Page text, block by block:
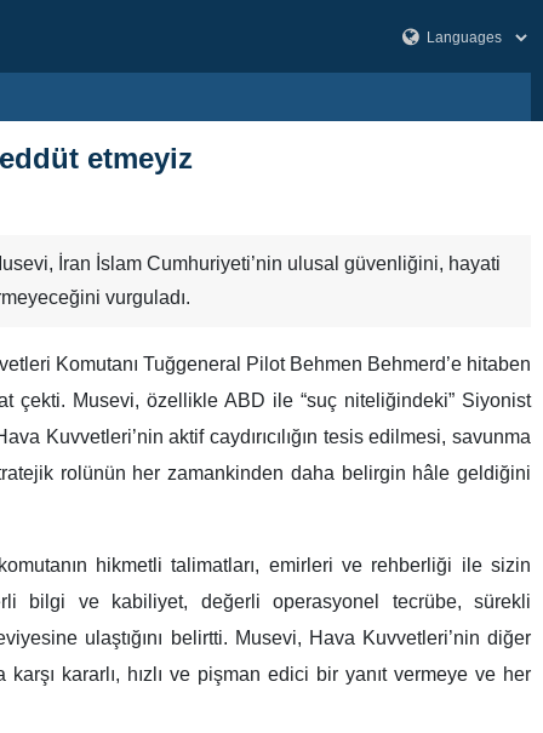
etmeyiz
İran İslam Cumhuriyeti’nin ulusal güvenliğini, hayati
vurguladı.
Komutanı Tuğgeneral Pilot Behmen Behmerd’e hitaben
çekti. Musevi, özellikle ABD ile “suç niteliğindeki” Siyonist
Kuvvetleri’nin aktif caydırıcılığın tesis edilmesi, savunma
rolünün her zamankinden daha belirgin hâle geldiğini
hikmetli talimatları, emirleri ve rehberliği ile sizin
bilgi ve kabiliyet, değerli operasyonel tecrübe, sürekli
ulaştığını belirtti. Musevi, Hava Kuvvetleri’nin diğer
kararlı, hızlı ve pişman edici bir yanıt vermeye ve her